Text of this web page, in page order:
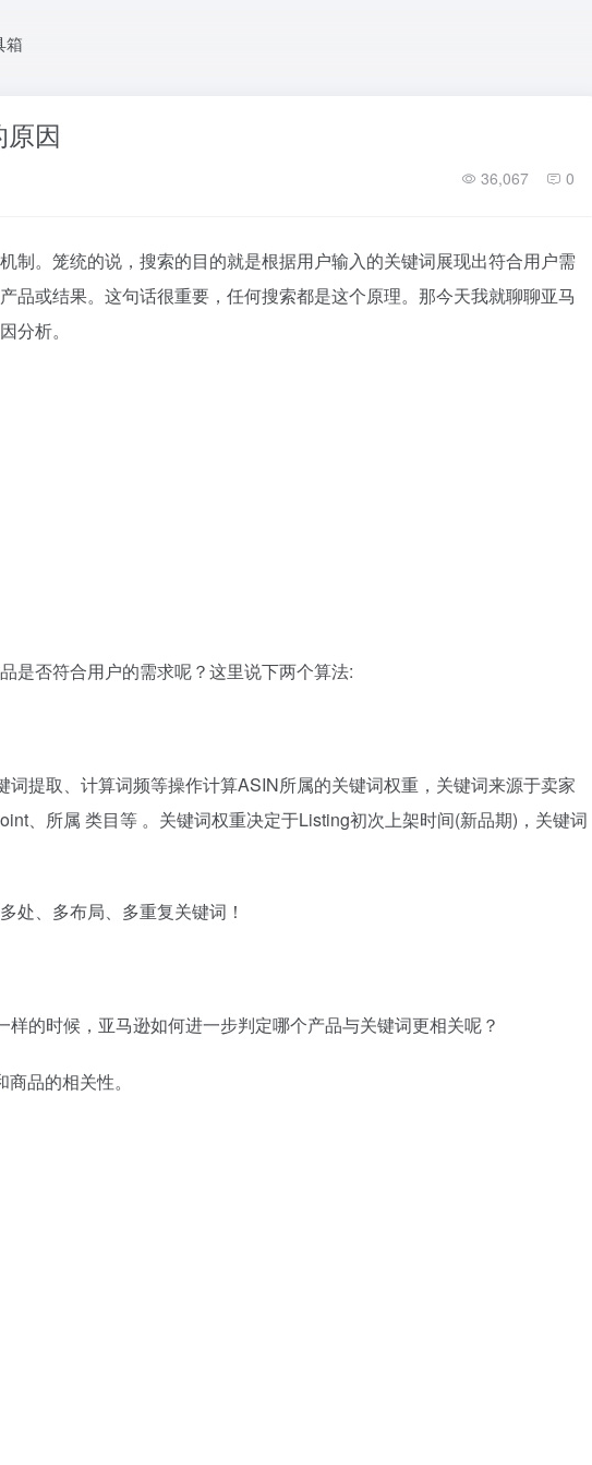
箱
因
36,067 0
制。笼统的说，搜索的目的就是根据用户输入的关键词展现出符合用户需
品或结果。这句话很重要，任何搜索都是这个原理。那今天我就聊聊亚马
分析。
是否符合用户的需求呢？这里说下两个算法:
词提取、计算词频等操作计算ASIN所属的关键词权重，关键词来源于卖家
、所属 类目等 。关键词权重决定于Listing初次上架时间(新品期)，关键词
处、多布局、多重复关键词！
的时候，亚马逊如何进一步判定哪个产品与关键词更相关呢？
品的相关性。